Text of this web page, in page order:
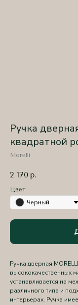
Ручка
квадратной
Morelli
2 170 р.
Цвет
Черный
Ручка дверная
высококачественных
устанавливается на
различного типа и
интерьерах. Ручка